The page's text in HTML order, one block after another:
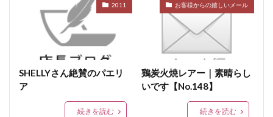
カントリースタイル
酸化
サマーソーセージ
食塩
充填機
食肉衛生
ボジョレー
ウォータリーポーク
カッター
くん煙室
くん煙発生機
殺菌灯
ショートホーン
2011
SHELLYさん絶賛のパエリ
ア
続きを読む
お客様からの嬉しいメール
鶏炭火焼レアー｜素晴らし
いです【No.148】
続きを読む